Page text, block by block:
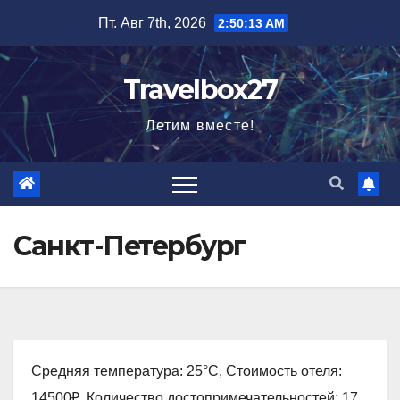
содержимому
Пт. Авг 7th, 2026 2:50:14 AM
Travelbox27
Летим вместе!
Санкт-Петербург
Средняя температура: 25°C, Стоимость отеля: